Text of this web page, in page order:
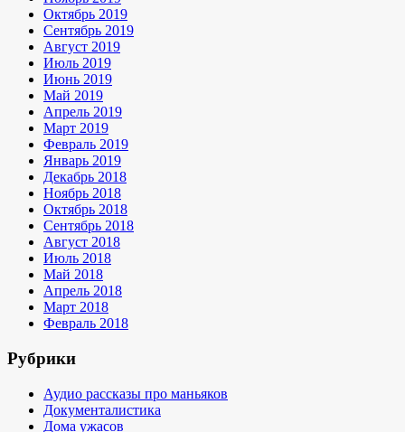
Октябрь 2019
Сентябрь 2019
Август 2019
Июль 2019
Июнь 2019
Май 2019
Апрель 2019
Март 2019
Февраль 2019
Январь 2019
Декабрь 2018
Ноябрь 2018
Октябрь 2018
Сентябрь 2018
Август 2018
Июль 2018
Май 2018
Апрель 2018
Март 2018
Февраль 2018
Рубрики
Аудио рассказы про маньяков
Документалистика
Дома ужасов